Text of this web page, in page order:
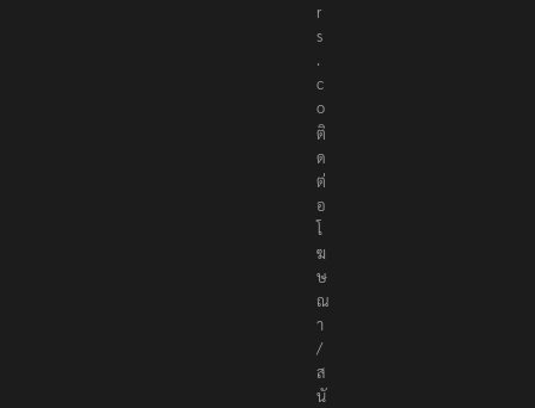
r
s
.
c
o
ติ
ด
ต่
อ
โ
ฆ
ษ
ณ
า
/
ส
นั